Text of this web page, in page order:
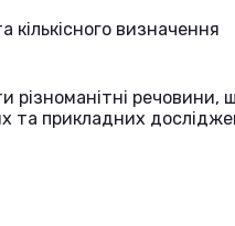
кількісного визначення
різноманітні речовини,
та прикладних